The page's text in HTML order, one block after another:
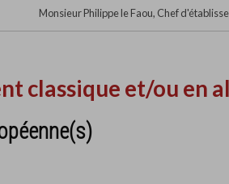
Monsieur Philippe le Faou, Chef
classique et/ou en